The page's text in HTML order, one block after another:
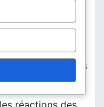
pour
et un
défaite pour
et des appels
rôle crucial dans
l’équipe.
réactions des